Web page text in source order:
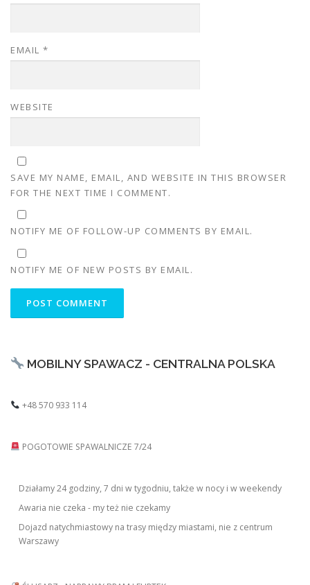
EMAIL *
WEBSITE
SAVE MY NAME, EMAIL, AND WEBSITE IN THIS BROWSER
FOR THE NEXT TIME I COMMENT.
NOTIFY ME OF FOLLOW-UP COMMENTS BY EMAIL.
NOTIFY ME OF NEW POSTS BY EMAIL.
MOBILNY SPAWACZ - CENTRALNA POLSKA
+48 570 933 114
POGOTOWIE SPAWALNICZE 7/24
Działamy 24 godziny, 7 dni w tygodniu, także w nocy i w weekendy
Awaria nie czeka - my też nie czekamy
Dojazd natychmiastowy na trasy między miastami, nie z centrum
Warszawy